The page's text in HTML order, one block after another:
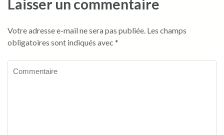
Laisser un commentaire
Votre adresse e-mail ne sera pas publiée. Les champs
obligatoires sont indiqués avec *